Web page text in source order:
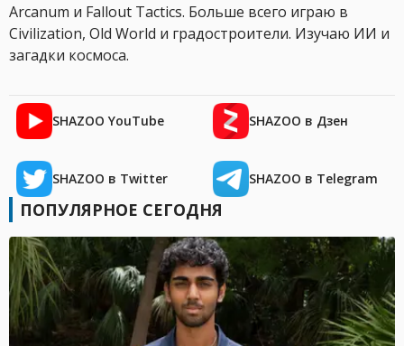
Arcanum и Fallout Tactics. Больше всего играю в
Civilization, Old World и градостроители. Изучаю ИИ и
загадки космоса.
SHAZOO YouTube SHAZOO в Дзен
SHAZOO в Twitter SHAZOO в Telegram
ПОПУЛЯРНОЕ СЕГОДНЯ